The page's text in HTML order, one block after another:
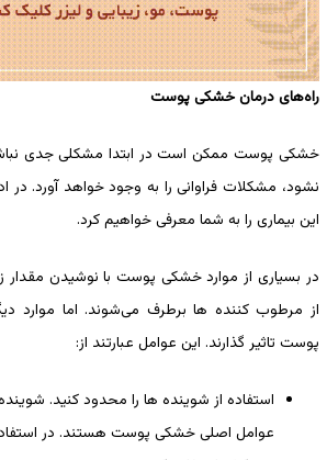
راه‌های درمان خشکی پوست
خشکی پوست ممکن است در ابتدا مشکلی جدی
نشود، مشکلات فراوانی را به وجود خواهد آورد. در
این بیماری را به شما معرفی خواهیم کرد.
در بسیاری از موارد خشکی پوست با نوشیدن مقدار
از مرطوب کننده ها برطرف می‌شوند. اما موارد
پوست تاثیر گذارند. این عوامل عبارتند از:
استفاده از شوینده ها را محدود کنید.
عوامل اصلی خشکی پوست هستند. در